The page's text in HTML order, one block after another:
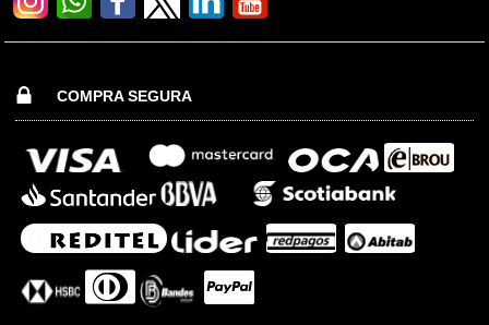
COMPRA SEGURA